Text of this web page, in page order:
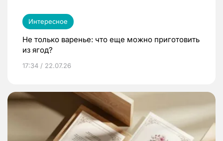
Интересное
Не только варенье: что еще можно приготовить
из ягод?
17:34 / 22.07.26